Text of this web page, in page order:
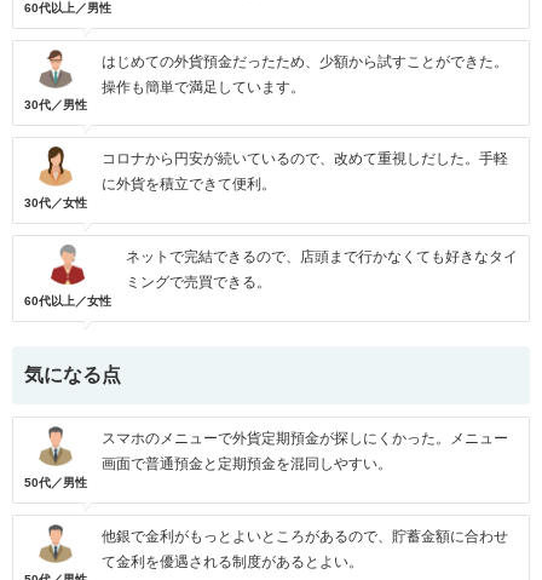
60代以上／男性
30代／男性
はじめての外貨預金だったため、少額から試すことができた。
操作も簡単で満足しています。
30代／女性
コロナから円安が続いているので、改めて重視しだした。手軽
に外貨を積立できて便利。
60代以上／女性
ネットで完結できるので、店頭まで行かなくても好きなタイ
ミングで売買できる。
気になる点
50代／男性
スマホのメニューで外貨定期預金が探しにくかった。メニュー
画面で普通預金と定期預金を混同しやすい。
他銀で金利がもっとよいところがあるので、貯蓄金額に合わせ
て金利を優遇される制度があるとよい。